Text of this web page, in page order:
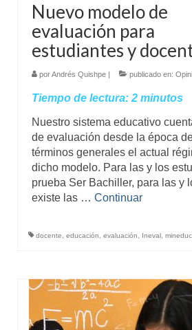
Nuevo modelo de
evaluación para
estudiantes y
porAndrés Quishpe | publicado en:
Tiempo de lectura: 2 minutos
Nuestro sistema educativo
de evaluación desde la época
términos generales el actual
dicho modelo. Para las y los
prueba Ser Bachiller, para las y
existe las … Continuar
docente educación evaluación Ineval mineduc